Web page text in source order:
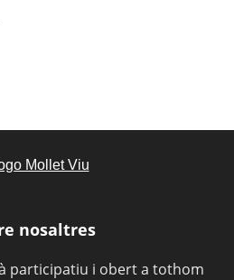
nosaltres
participatiu i obert a tothom